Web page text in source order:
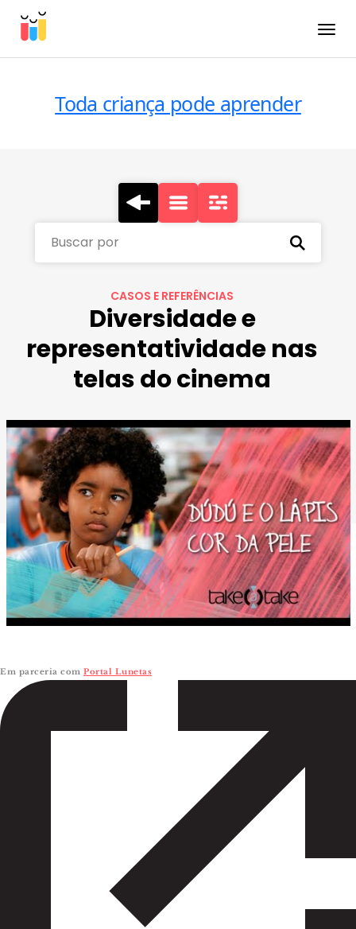
Toda criança pode aprender
Buscar por
CASOS E REFERÊNCIAS
Diversidade e
representatividade nas
telas do cinema
Em parceria com Portal Lunetas